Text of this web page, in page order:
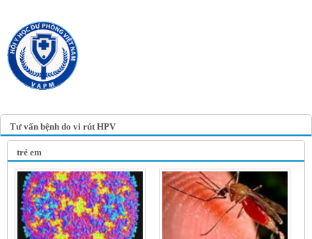
Tư vấn bệnh do vi rút HPV
trẻ em